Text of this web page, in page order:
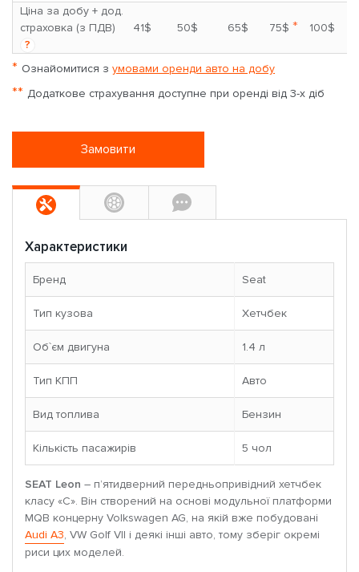
Ціна за добу + дод.
страховка (з ПДВ)
?
41$ 50$ 65$ 75$ * 100$
* Ознайомитися з умовами оренди авто на добу
** Додаткове страхування доступне при оренді від 3-х діб
Замовити
Характеристики
Бренд Seat
Тип кузова Хетчбек
Об`єм двигуна 1.4 л
Тип КПП Авто
Вид топлива Бензин
Кількість пасажирів 5 чoл
SEAT Leon – п’ятидверний передньопривідний хетчбек
класу «С». Він створений на основі модульної платформи
MQB концерну Volkswagen AG, на якій вже побудовані
Audi A3, VW Golf VII і деякі інші авто, тому зберіг окремі
риси цих моделей.